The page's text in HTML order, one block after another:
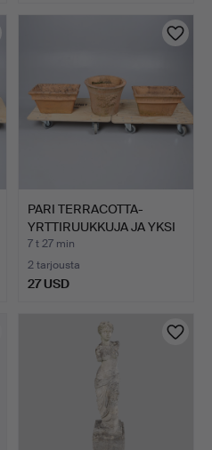
PARI TERRACOTTA-
YRTTIRUUKKUJA JA YKSI
RUUK…
7 t 27 min
2 tarjousta
27 USD